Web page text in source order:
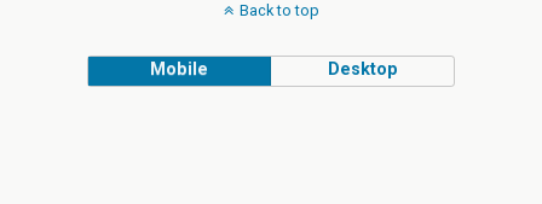
Back to top
Mobile Desktop